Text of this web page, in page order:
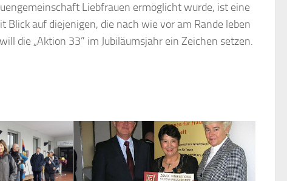
Liebfrauen ermöglicht wurde, ist eine
auf diejenigen, die nach wie vor am Rande leben
die „Aktion 33” im Jubiläumsjahr ein Zeichen setzen.